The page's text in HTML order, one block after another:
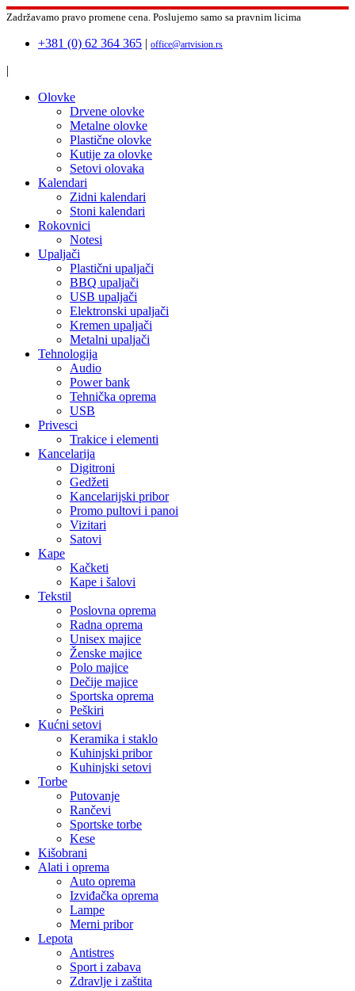
Zadržavamo pravo promene cena. Poslujemo samo sa pravnim licima
+381 (0) 62 364 365 | office@artvision.rs
|
Olovke
Drvene olovke
Metalne olovke
Plastične olovke
Kutije za olovke
Setovi olovaka
Kalendari
Zidni kalendari
Stoni kalendari
Rokovnici
Notesi
Upaljači
Plastični upaljači
BBQ upaljači
USB upaljači
Elektronski upaljači
Kremen upaljači
Metalni upaljači
Tehnologija
Audio
Power bank
Tehnička oprema
USB
Privesci
Trakice i elementi
Kancelarija
Digitroni
Gedžeti
Kancelarijski pribor
Promo pultovi i panoi
Vizitari
Satovi
Kape
Kačketi
Kape i šalovi
Tekstil
Poslovna oprema
Radna oprema
Unisex majice
Ženske majice
Polo majice
Dečije majice
Sportska oprema
Peškiri
Kućni setovi
Keramika i staklo
Kuhinjski pribor
Kuhinjski setovi
Torbe
Putovanje
Rančevi
Sportske torbe
Kese
Kišobrani
Alati i oprema
Auto oprema
Izviđačka oprema
Lampe
Merni pribor
Lepota
Antistres
Sport i zabava
Zdravlje i zaštita